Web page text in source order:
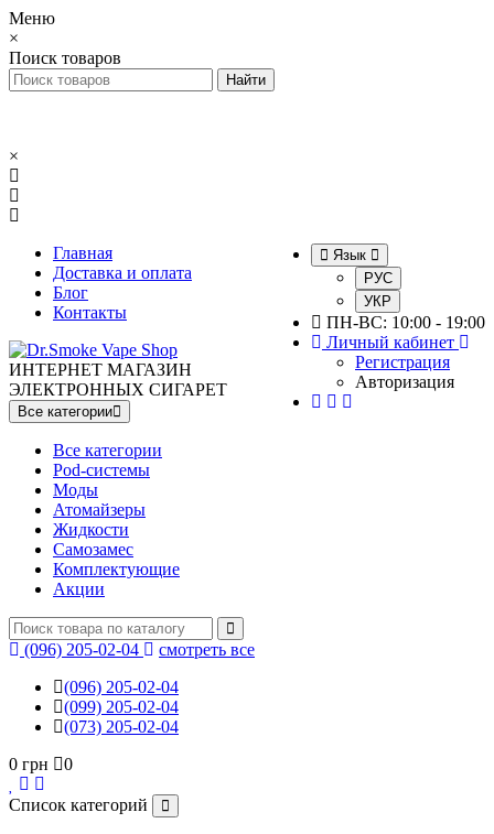
Меню
×
Поиск товаров
×
Главная
Доставка и оплата
Блог
Контакты
Язык
РУС
УКР
ПН-ВС: 10:00 - 19:00
Личный кабинет
Регистрация
Авторизация
ИНТЕРНЕТ МАГАЗИН
ЭЛЕКТРОННЫХ СИГАРЕТ
Все категории
Все категории
Pod-системы
Моды
Атомайзеры
Жидкости
Самозамес
Комплектующие
Акции
(096) 205-02-04
смотреть все
(096) 205-02-04
(099) 205-02-04
(073) 205-02-04
0 грн
0
Список категорий